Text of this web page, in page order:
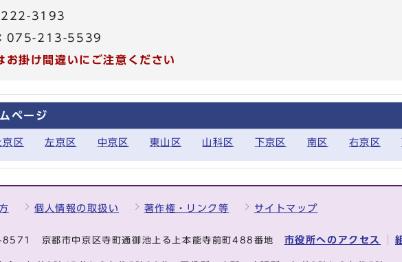
3193
075-213-5539
お掛け間違いにご注意ください
ページ
京区 左京区 中京区 東山区 山科区 下京区 南区 右京区
個人情報の取扱い 著作権・リンク等 サイトマップ
京都市中京区寺町通御池上る上本能寺前町488番地 市役所へのアクセス